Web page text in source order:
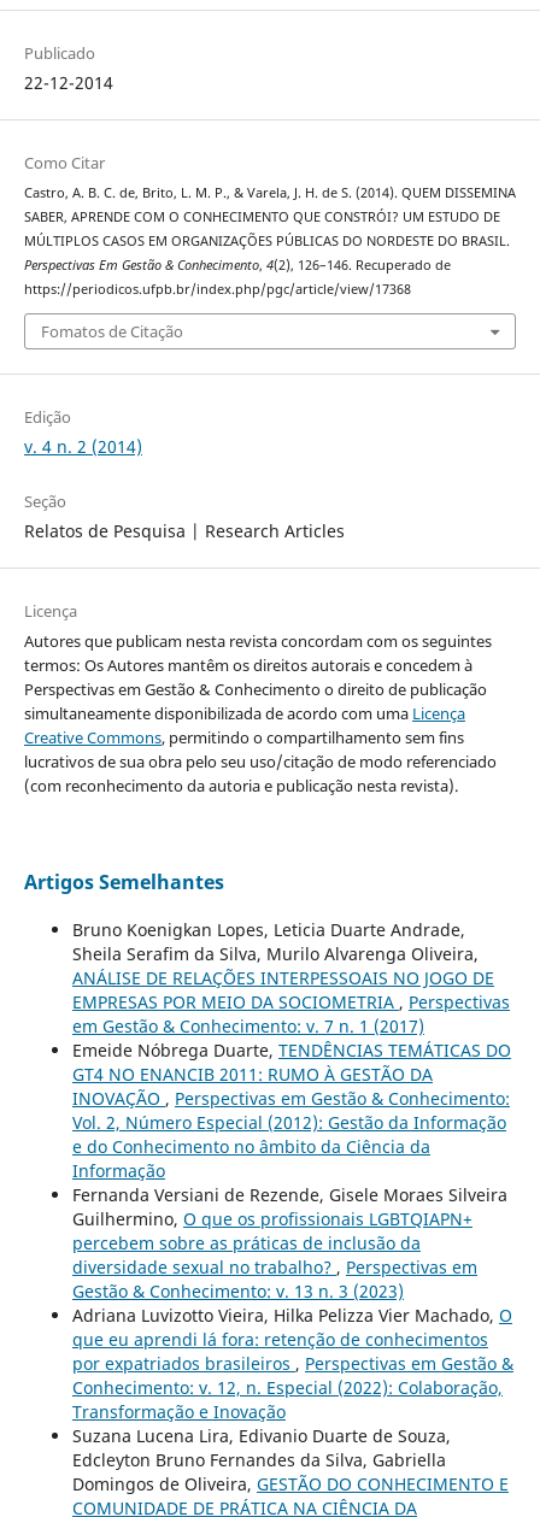
Publicado
22-12-2014
Como Citar
Castro, A. B. C. de, Brito, L. M. P., & Varela, J. H. de S. (2014). QUEM DISSEMINA
SABER, APRENDE COM O CONHECIMENTO QUE CONSTRÓI? UM ESTUDO DE
MÚLTIPLOS CASOS EM ORGANIZAÇÕES PÚBLICAS DO NORDESTE DO BRASIL.
Perspectivas Em Gestão & Conhecimento, 4(2), 126–146. Recuperado de
https://periodicos.ufpb.br/index.php/pgc/article/view/17368
Fomatos de Citação
Edição
v. 4 n. 2 (2014)
Seção
Relatos de Pesquisa | Research Articles
Licença
Autores que publicam nesta revista concordam com os seguintes
termos: Os Autores mantêm os direitos autorais e concedem à
Perspectivas em Gestão & Conhecimento o direito de publicação
simultaneamente disponibilizada de acordo com uma Licença
Creative Commons, permitindo o compartilhamento sem fins
lucrativos de sua obra pelo seu uso/citação de modo referenciado
(com reconhecimento da autoria e publicação nesta revista).
Artigos Semelhantes
Bruno Koenigkan Lopes, Leticia Duarte Andrade,
Sheila Serafim da Silva, Murilo Alvarenga Oliveira,
ANÁLISE DE RELAÇÕES INTERPESSOAIS NO JOGO DE
EMPRESAS POR MEIO DA SOCIOMETRIA , Perspectivas
em Gestão & Conhecimento: v. 7 n. 1 (2017)
Emeide Nóbrega Duarte, TENDÊNCIAS TEMÁTICAS DO
GT4 NO ENANCIB 2011: RUMO À GESTÃO DA
INOVAÇÃO , Perspectivas em Gestão & Conhecimento:
Vol. 2, Número Especial (2012): Gestão da Informação
e do Conhecimento no âmbito da Ciência da
Informação
Fernanda Versiani de Rezende, Gisele Moraes Silveira
Guilhermino, O que os profissionais LGBTQIAPN+
percebem sobre as práticas de inclusão da
diversidade sexual no trabalho? , Perspectivas em
Gestão & Conhecimento: v. 13 n. 3 (2023)
Adriana Luvizotto Vieira, Hilka Pelizza Vier Machado, O
que eu aprendi lá fora: retenção de conhecimentos
por expatriados brasileiros , Perspectivas em Gestão &
Conhecimento: v. 12, n. Especial (2022): Colaboração,
Transformação e Inovação
Suzana Lucena Lira, Edivanio Duarte de Souza,
Edcleyton Bruno Fernandes da Silva, Gabriella
Domingos de Oliveira, GESTÃO DO CONHECIMENTO E
COMUNIDADE DE PRÁTICA NA CIÊNCIA DA